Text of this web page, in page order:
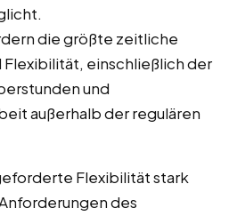
die größte zeitliche
einschließlich der
und
außerhalb der regulären
Flexibilität stark
des